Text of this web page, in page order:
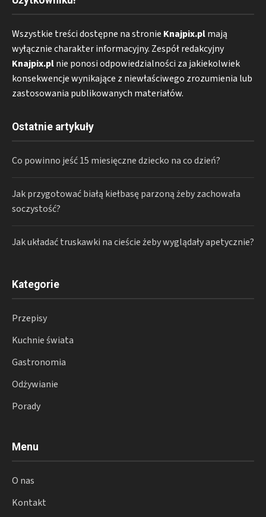
Wszystkie treści dostępne na stronie Knajpix.plmają
wyłącznie charakter informacyjny. Zespół redakcyjny
Knajpix.plnie ponosi odpowiedzialności za jakiekolwiek
konsekwencje wynikające z niewłaściwego zrozumienia lub
zastosowania publikowanych materiałów.
Ostatnie artykuły
Co powinno jeść 15 miesięczne dziecko na co dzień?
Jak przygotować białą kiełbasę parzoną żeby zachowała
soczystość?
Jak układać truskawki na cieście żeby wyglądały apetycznie?
Kategorie
Przepisy
Kuchnie świata
Gastronomia
Odżywianie
Porady
Menu
O nas
Kontakt